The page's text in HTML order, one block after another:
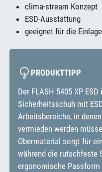
clima-stream Konzept
ESD-Ausstattung
geeignet für die
PRODUKTTIPP
Der FLASH 5405 XP
Sicherheitsschuh mit
Arbeitsbereiche, in
vermieden werden
Obermaterial sorgt für
während die rutschfeste
ergonomische